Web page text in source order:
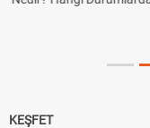
Açık Lise Kayıtları
KEŞFET